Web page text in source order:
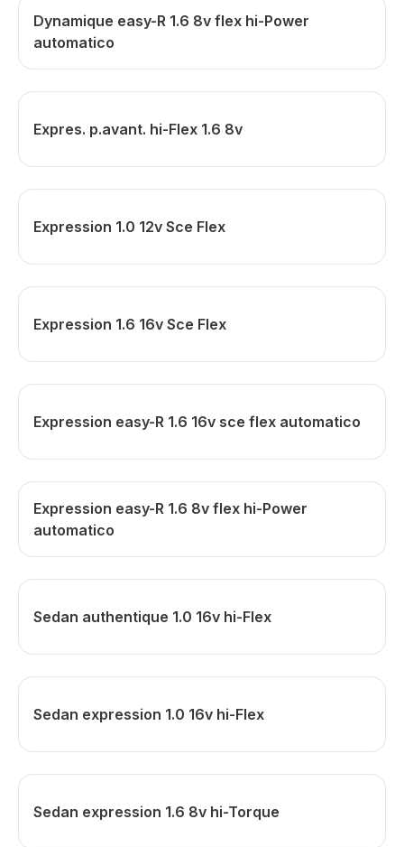
Dynamique easy-R 1.6 8v flex hi-Power
automatico
Expres. p.avant. hi-Flex 1.6 8v
Expression 1.0 12v Sce Flex
Expression 1.6 16v Sce Flex
Expression easy-R 1.6 16v sce flex automatico
Expression easy-R 1.6 8v flex hi-Power
automatico
Sedan authentique 1.0 16v hi-Flex
Sedan expression 1.0 16v hi-Flex
Sedan expression 1.6 8v hi-Torque